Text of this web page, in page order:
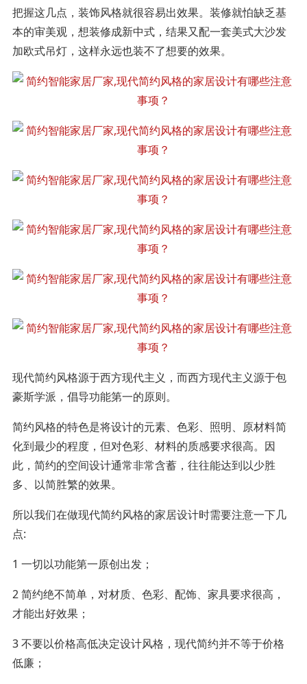
把握这几点，装饰风格就很容易出效果。装修就怕缺乏基
本的审美观，想装修成新中式，结果又配一套美式大沙发
加欧式吊灯，这样永远也装不了想要的效果。
现代简约风格源于西方现代主义，而西方现代主义源于包
豪斯学派，倡导功能第一的原则。
简约风格的特色是将设计的元素、色彩、照明、原材料简
化到最少的程度，但对色彩、材料的质感要求很高。因
此，简约的空间设计通常非常含蓄，往往能达到以少胜
多、以简胜繁的效果。
所以我们在做现代简约风格的家居设计时需要注意一下几
点:
1 一切以功能第一原创出发；
2 简约绝不简单，对材质、色彩、配饰、家具要求很高，
才能出好效果；
3 不要以价格高低决定设计风格，现代简约并不等于价格
低廉；